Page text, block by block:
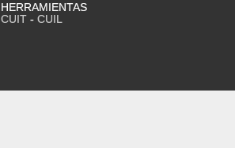
HERRAMIENTAS
CUIT- CUIL